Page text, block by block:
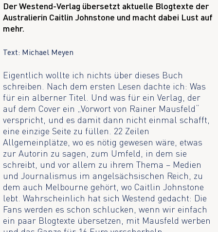
Der Westend-Verlag übersetzt aktuelle Blogtexte der
Australierin Caitlin Johnstone und macht dabei Lust auf
mehr.
Text: Michael Meyen
Eigentlich wollte ich nichts über dieses Buch
schreiben. Nach dem ersten Lesen dachte ich: Was
für ein alberner Titel. Und was für ein Verlag, der
auf dem Cover ein „Vorwort von Rainer Mausfeld“
verspricht, und es damit dann nicht einmal schafft,
eine einzige Seite zu füllen. 22 Zeilen
Allgemeinplätze, wo es nötig gewesen wäre, etwas
zur Autorin zu sagen, zum Umfeld, in dem sie
schreibt, und vor allem zu ihrem Thema – Medien
und Journalismus im angelsächsischen Reich, zu
dem auch Melbourne gehört, wo Caitlin Johnstone
lebt. Wahrscheinlich hat sich Westend gedacht: Die
Fans werden es schon schlucken, wenn wir einfach
ein paar Blogtexte übersetzen, mit Mausfeld werben